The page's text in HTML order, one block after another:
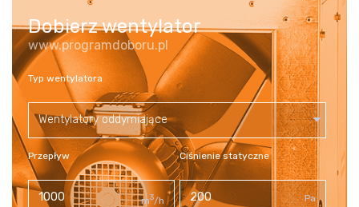
Dobierz wentylator
www.programdoboru.pl
Typ wentylatora
Wentylatory oddymiające
Przepływ
m3/h
Ciśnienie statyczne
Pa